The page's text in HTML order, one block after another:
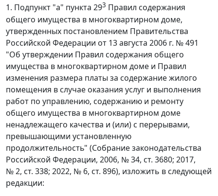
1. Подпункт "а" пункта 293 Правил содержания
общего имущества в многоквартирном доме,
утвержденных постановлением Правительства
Российской Федерации от 13 августа 2006 г. № 491
"Об утверждении Правил содержания общего
имущества в многоквартирном доме и Правил
изменения размера платы за содержание жилого
помещения в случае оказания услуг и выполнения
работ по управлению, содержанию и ремонту
общего имущества в многоквартирном доме
ненадлежащего качества и (или) с перерывами,
превышающими установленную
продолжительность" (Собрание законодательства
Российской Федерации, 2006, № 34, ст. 3680; 2017,
№ 2, ст. 338; 2022, № 6, ст. 896), изложить в следующей
редакции: